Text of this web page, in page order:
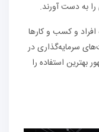
به دست آورند.
و کسب و کارها
سرمایه‌گذاری در
بهترین استفاده را